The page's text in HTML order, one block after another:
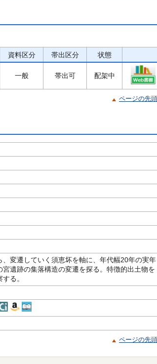
資料区分 帯出区分 状態
一般 帯出可 配架中
ページの先
変遷していく須恵坏を軸に、年代幅20年の実年
遺跡の集落構造の変遷を探る。特徴的出土物を
る。
ページの先